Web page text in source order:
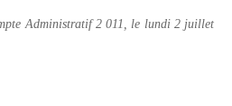
Administratif 2 011, le lundi 2 juillet